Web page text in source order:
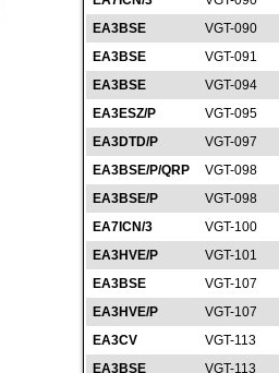
EA3BSE
VGT-090
EA3BSE
VGT-091
EA3BSE
VGT-094
EA3ESZ/P
VGT-095
EA3DTD/P
VGT-097
EA3BSE/P/QRP
VGT-098
EA3BSE/P
VGT-098
EA7ICN/3
VGT-100
EA3HVE/P
VGT-101
EA3BSE
VGT-107
EA3HVE/P
VGT-107
EA3CV
VGT-113
EA3BSE
VGT-113